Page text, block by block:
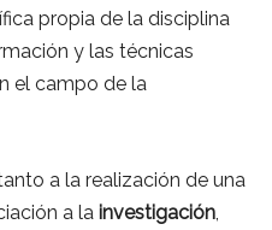
propia de la disciplina
y las técnicas
el campo de la
a la realización de una
a la investigación